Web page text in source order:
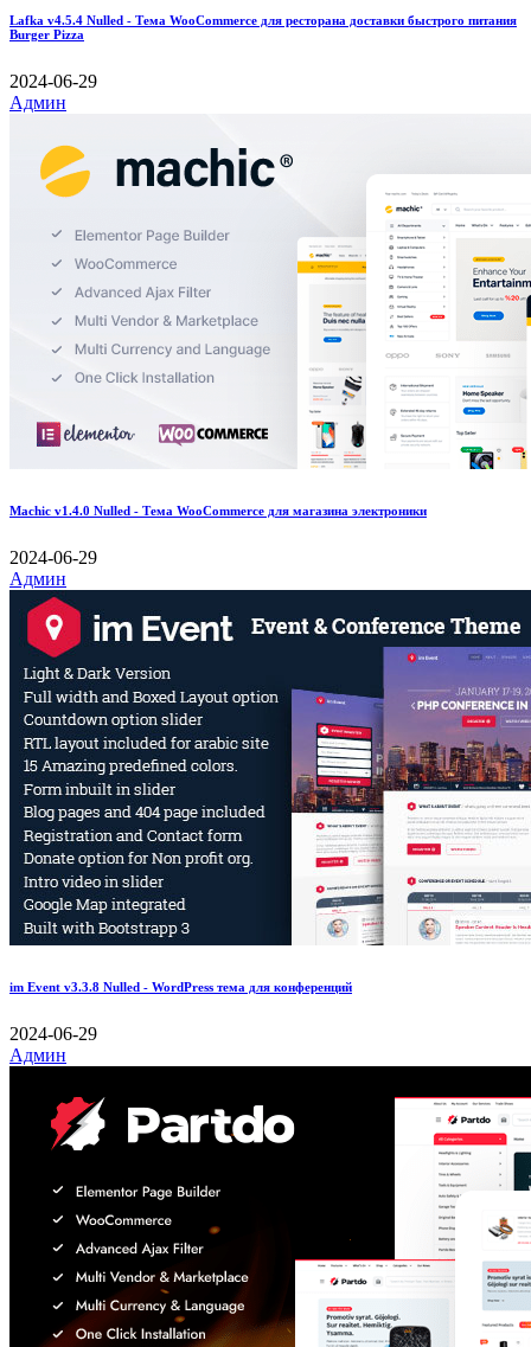
Lafka v4.5.4 Nulled - Тема WooCommerce для ресторана доставки быстрого питания
Burger Pizza
2024-06-29
Админ
Machic v1.4.0 Nulled - Тема WooCommerce для магазина электроники
2024-06-29
Админ
im Event v3.3.8 Nulled - WordPress тема для конференций
2024-06-29
Админ